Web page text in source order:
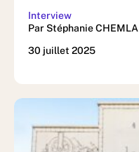
Interview
Par Stéphanie CHEMLA
30 juillet 2025